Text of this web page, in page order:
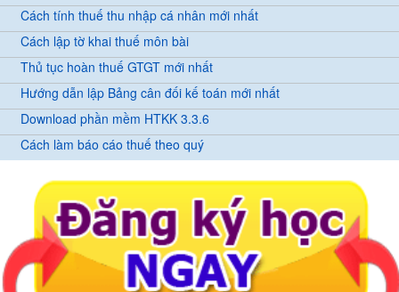
Cách tính thuế thu nhập cá nhân mới nhất
Cách lập tờ khai thuế môn bài
Thủ tục hoàn thuế GTGT mới nhất
Hướng dẫn lập Bảng cân đối kế toán mới nhất
Download phần mềm HTKK 3.3.6
Cách làm báo cáo thuế theo quý